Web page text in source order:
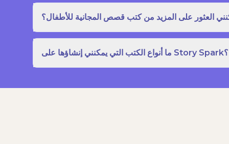
العثور على المزيد من كتب قصص المجانية للأطفال؟
ما أنواع الكتب التي يمكنني إنشاؤها على Story Spark؟